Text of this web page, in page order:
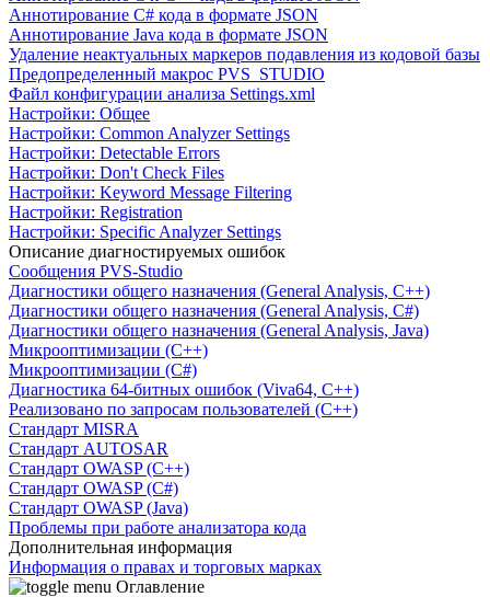
Аннотирование C# кода в формате JSON
Аннотирование Java кода в формате JSON
Удаление неактуальных маркеров подавления из кодовой базы
Предопределенный макрос PVS_STUDIO
Файл конфигурации анализа Settings.xml
Настройки: Общее
Настройки: Common Analyzer Settings
Настройки: Detectable Errors
Настройки: Don't Check Files
Настройки: Keyword Message Filtering
Настройки: Registration
Настройки: Specific Analyzer Settings
Описание диагностируемых ошибок
Сообщения PVS-Studio
Диагностики общего назначения (General Analysis, C++)
Диагностики общего назначения (General Analysis, C#)
Диагностики общего назначения (General Analysis, Java)
Микрооптимизации (C++)
Микрооптимизации (C#)
Диагностика 64-битных ошибок (Viva64, C++)
Реализовано по запросам пользователей (C++)
Cтандарт MISRA
Стандарт AUTOSAR
Стандарт OWASP (C++)
Стандарт OWASP (C#)
Стандарт OWASP (Java)
Проблемы при работе анализатора кода
Дополнительная информация
Информация о правах и торговых марках
Оглавление